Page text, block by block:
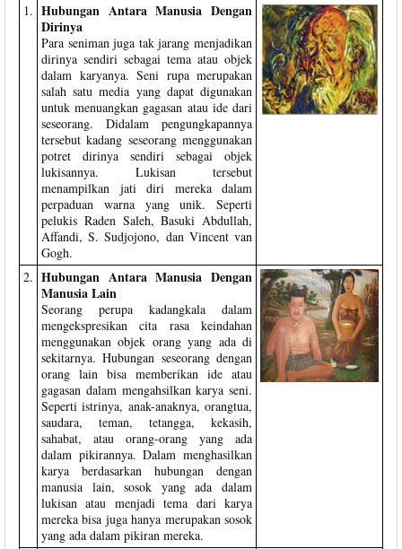
1. Hubungan Antara Manusia Dengan
Dirinya
Para seniman juga tak jarang menjadikan
dirinya sendiri sebagai tema atau objek
dalam karyanya. Seni rupa merupakan
salah satu media yang dapat digunakan
untuk menuangkan gagasan atau ide dari
seseorang. Didalam pengungkapannya
tersebut kadang seseorang menggunakan
potret dirinya sendiri sebagai objek
lukisannya. Lukisan tersebut
menampilkan jati diri mereka dalam
perpaduan warna yang unik. Seperti
pelukis Raden Saleh, Basuki Abdullah,
Affandi, S. Sudjojono, dan Vincent van
Gogh.
2. Hubungan Antara Manusia Dengan
Manusia Lain
Seorang perupa kadangkala dalam
mengekspresikan cita rasa keindahan
menggunakan objek orang yang ada di
sekitarnya. Hubungan seseorang dengan
orang lain bisa memberikan ide atau
gagasan dalam mengahsilkan karya seni.
Seperti istrinya, anak-anaknya, orangtua,
saudara, teman, tetangga, kekasih,
sahabat, atau orang-orang yang ada
dalam pikirannya. Dalam menghasilkan
karya berdasarkan hubungan dengan
manusia lain, sosok yang ada dalam
lukisan atau menjadi tema dari karya
mereka bisa juga hanya merupakan sosok
yang ada dalam pikiran mereka.